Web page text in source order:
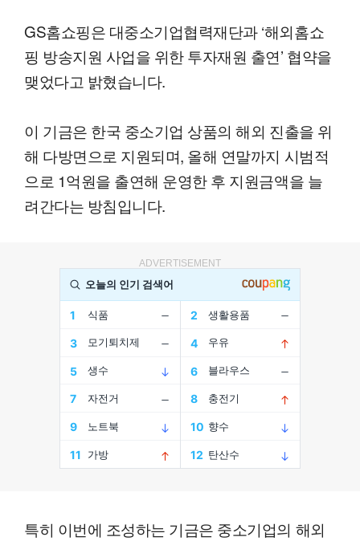
GS홈쇼핑은 대중소기업협력재단과 ‘해외홈쇼
핑 방송지원 사업을 위한 투자재원 출연’ 협약을
맺었다고 밝혔습니다.
이 기금은 한국 중소기업 상품의 해외 진출을 위
해 다방면으로 지원되며, 올해 연말까지 시범적
으로 1억원을 출연해 운영한 후 지원금액을 늘
려간다는 방침입니다.
ADVERTISEMENT
특히 이번에 조성하는 기금은 중소기업의 해외